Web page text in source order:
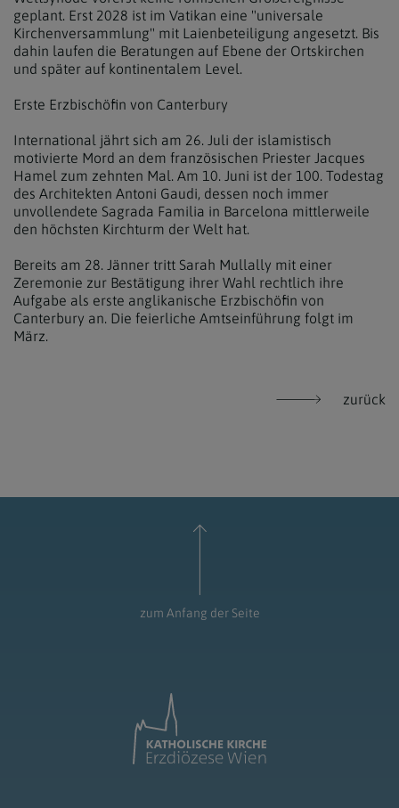
geplant. Erst 2028 ist im Vatikan eine "universale
Kirchenversammlung" mit Laienbeteiligung angesetzt. Bis
dahin laufen die Beratungen auf Ebene der Ortskirchen
und später auf kontinentalem Level.
Erste Erzbischöfin von Canterbury
International jährt sich am 26. Juli der islamistisch
motivierte Mord an dem französischen Priester Jacques
Hamel zum zehnten Mal. Am 10. Juni ist der 100. Todestag
des Architekten Antoni Gaudi, dessen noch immer
unvollendete Sagrada Familia in Barcelona mittlerweile
den höchsten Kirchturm der Welt hat.
Bereits am 28. Jänner tritt Sarah Mullally mit einer
Zeremonie zur Bestätigung ihrer Wahl rechtlich ihre
Aufgabe als erste anglikanische Erzbischöfin von
Canterbury an. Die feierliche Amtseinführung folgt im
März.
zurück
zum Anfang der Seite